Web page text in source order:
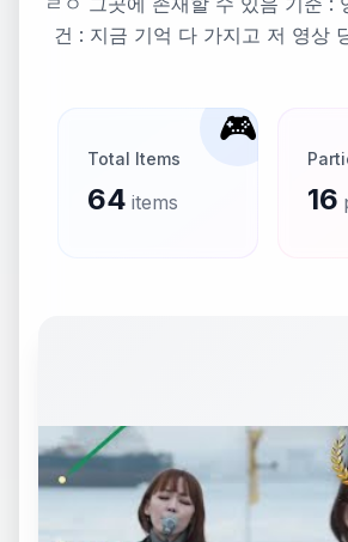
건 : 지금 기억 다 가지고 저 영상
🎮
Total Items
64 items 16